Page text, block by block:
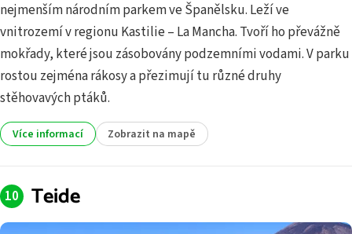
nejmenším národním parkem ve Španělsku. Leží ve
vnitrozemí v regionu Kastilie – La Mancha. Tvoří ho převážně
mokřady, které jsou zásobovány podzemními vodami. V parku
rostou zejména rákosy a přezimují tu různé druhy
stěhovavých ptáků.
Více informací Zobrazit na mapě
Teide